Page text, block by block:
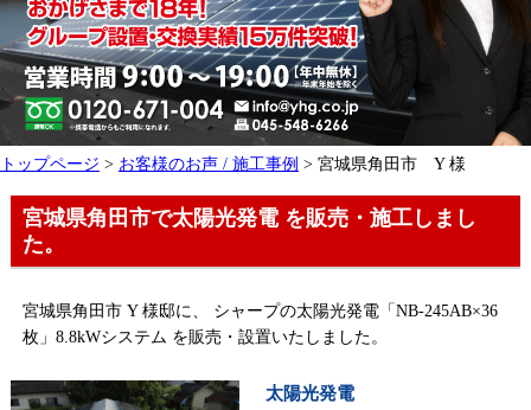
トップページ > お客様のお声 / 施工事例 > 宮城県角田市 Y 様
宮城県角田市で太陽光発電 を販売・施工しまし
た。
宮城県角田市 Y 様邸に、 シャープの太陽光発電「NB-245AB×36
枚」8.8kWシステム を販売・設置いたしました。
太陽光発電